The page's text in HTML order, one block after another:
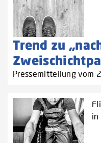
Trend zu
Pressemitteilung vom
in